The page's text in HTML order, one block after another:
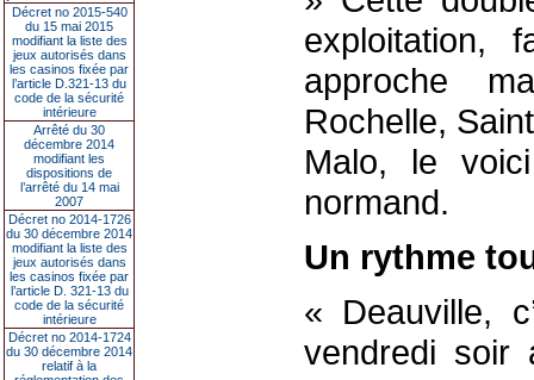
Décret no 2015-540
du 15 mai 2015
modifiant la liste des
jeux autorisés dans
les casinos fixée par
l’article D.321-13 du
code de la sécurité
intérieure
Arrêté du 30
décembre 2014
modifiant les
dispositions de
l’arrêté du 14 mai
2007
Décret no 2014-1726
du 30 décembre 2014
modifiant la liste des
jeux autorisés dans
les casinos fixée par
l’article D. 321-13 du
code de la sécurité
intérieure
Décret no 2014-1724
du 30 décembre 2014
relatif à la
exploitation,
approche
Rochelle,
Malo, le
normand.
Un rythme
« Deauville,
vendredi soir